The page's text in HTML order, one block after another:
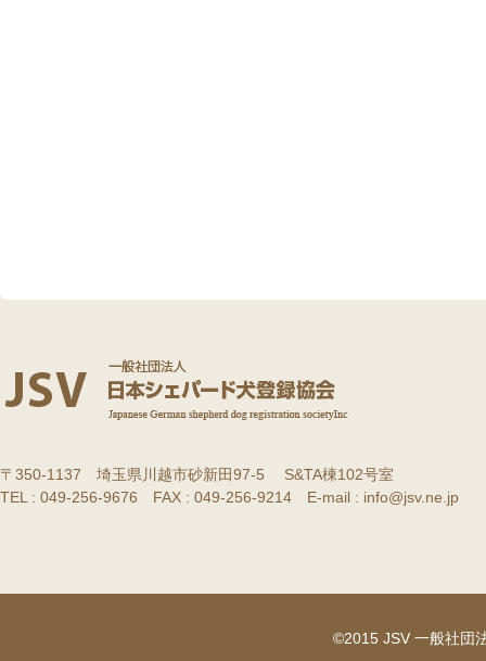
〒350-1137 埼玉県川越市砂新田97-5 S&TA棟102号室
TEL : 049-256-9676 FAX : 049-256-9214 E-mail : info@jsv.ne.jp
©2015 JSV 一般社団